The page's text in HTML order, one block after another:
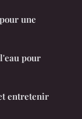
une
pour
entretenir